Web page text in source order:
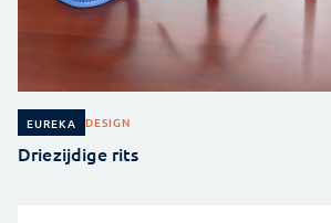
EUREKA DESIGN
Driezijdige rits